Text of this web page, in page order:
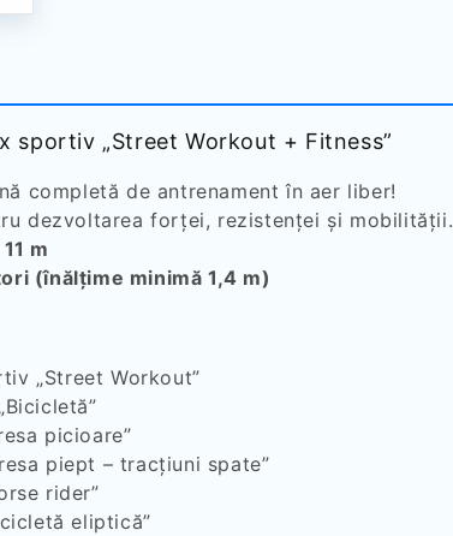
„Street Workout + Fitness”
completă de antrenament în aer liber!
dezvoltarea forței, rezistenței și mobilității.
m
(înălțime minimă 1,4 m)
„Street Workout”
picioare”
piept – tracțiuni spate”
rider”
eliptică”